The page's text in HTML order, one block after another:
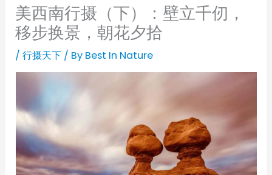
美西南行摄（下）：壁立千仞，
移步换景，朝花夕拾
/行摄天下 / By Best In Nature